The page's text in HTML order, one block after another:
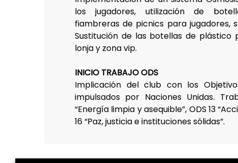
los jugadores, utilización de
fiambreras de picnics para jugadores,
Sustitución de las botellas de plástico
lonja y zona vip.
INICIO TRABAJO ODS
Implicación del club con los
impulsados ​​por Naciones Unidas.
“Energía limpia y asequible”, ODS 13
16 “Paz, justicia e instituciones sólidas”.